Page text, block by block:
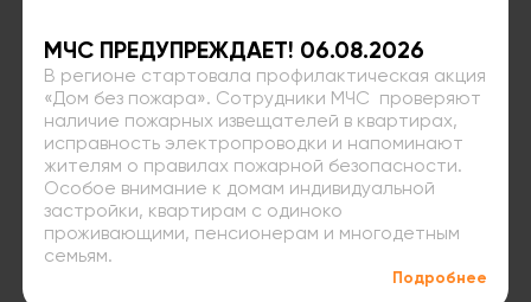
МЧС ПРЕДУПРЕЖДАЕТ! 06.08.2026
В регионе стартовала профилактическая акция
«Дом без пожара». Сотрудники МЧС проверяют
наличие пожарных извещателей в квартирах,
исправность электропроводки и напоминают
жителям о правилах пожарной безопасности.
Особое внимание к домам индивидуальной
застройки, квартирам с одиноко
проживающими, пенсионерам и многодетным
семьям.
Подробнее